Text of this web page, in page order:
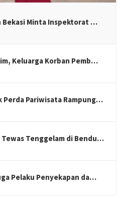
Bekasi Minta Inspektorat …
Keluarga Korban Pemb…
Perda Pariwisata Rampung…
Tewas Tenggelam di Bendu…
Pelaku Penyekapan da…